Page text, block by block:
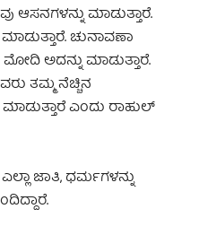
ಮಾಡುತ್ತಾರೆ.
ಚುನಾವಣಾ
ಅದನ್ನು ಮಾಡುತ್ತಾರೆ.
ತಮ್ಮ ನೆಚ್ಚಿನ
ಎಂದು ರಾಹುಲ್
ಜಾತಿ, ಧರ್ಮಗಳನ್ನು